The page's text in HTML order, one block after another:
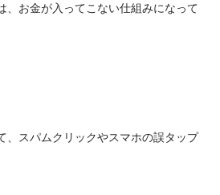
、お金が入ってこない仕組みになって
、スパムクリックやスマホの誤タップ